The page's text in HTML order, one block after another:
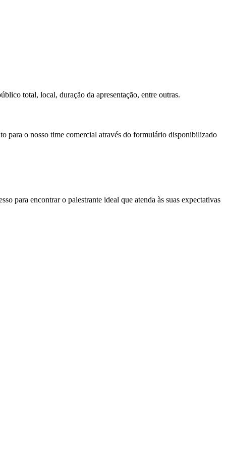
total, local, duração da apresentação, entre outras.
para o nosso time comercial através do formulário disponibilizado
para encontrar o palestrante ideal que atenda às suas expectativas